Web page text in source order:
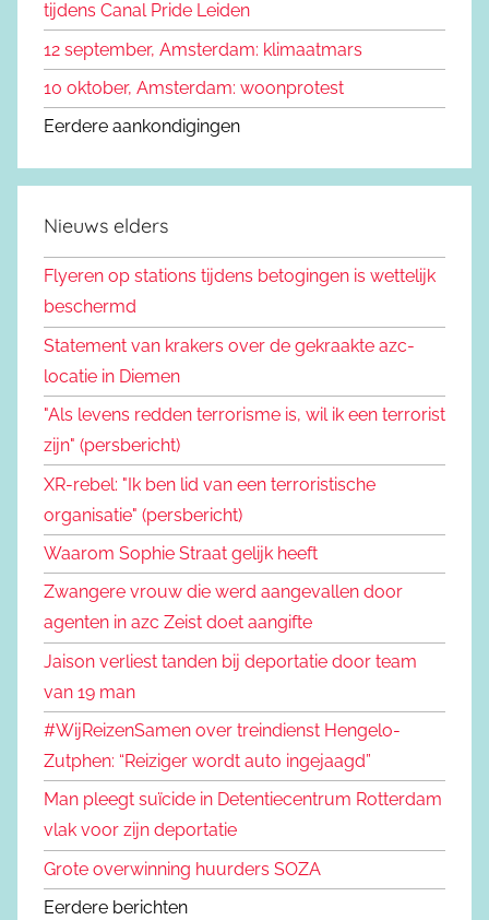
tijdens Canal Pride Leiden
12 september, Amsterdam: klimaatmars
10 oktober, Amsterdam: woonprotest
Eerdere aankondigingen
Nieuws elders
Flyeren op stations tijdens betogingen is wettelijk
beschermd
Statement van krakers over de gekraakte azc-
locatie in Diemen
"Als levens redden terrorisme is, wil ik een terrorist
zijn" (persbericht)
XR-rebel: "Ik ben lid van een terroristische
organisatie" (persbericht)
Waarom Sophie Straat gelijk heeft
Zwangere vrouw die werd aangevallen door
agenten in azc Zeist doet aangifte
Jaison verliest tanden bij deportatie door team
van 19 man
#WijReizenSamen over treindienst Hengelo-
Zutphen: “Reiziger wordt auto ingejaagd”
Man pleegt suïcide in Detentiecentrum Rotterdam
vlak voor zijn deportatie
Grote overwinning huurders SOZA
Eerdere berichten